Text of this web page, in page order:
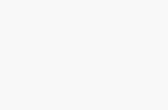
習 - 4月16日